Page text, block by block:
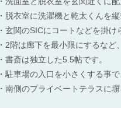
・脱衣室に洗濯機と乾太くんを
・玄関のSICにコートなどを掛
・2階は廊下を最小限にするなど
・書斎は独立した5.5帖です。
・駐車場の入口を小さくする事
・南側のプライベートテラスに